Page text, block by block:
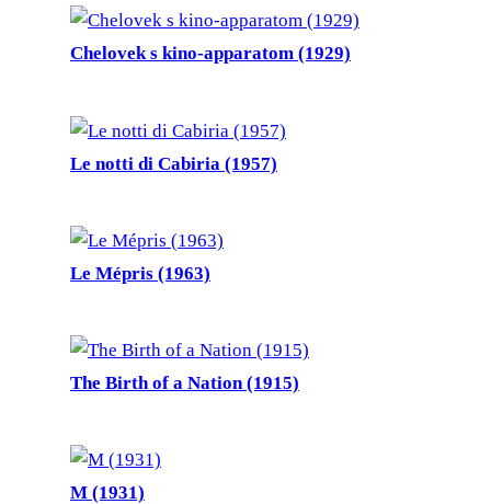
Chelovek s kino-apparatom (1929)
Le notti di Cabiria (1957)
Le Mépris (1963)
The Birth of a Nation (1915)
M (1931)